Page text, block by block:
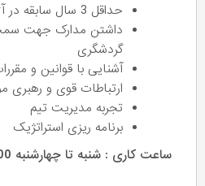
حداقل 3 سال سابقه در آژانس های داخلی
داشتن مدارک جهت
گردشگری
آشنایی با قوانین و
ارتباطات قوی و رهبری
تجربه مدیریت تیم
برنامه ریزی استراتژیک
ساعت کاری : شنبه تا چهارشنبه 9:00 تا 17:00